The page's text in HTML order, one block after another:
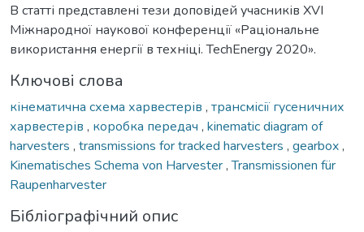
В статті представлені тези доповідей учасників XVІ
Міжнародної наукової конференції «Раціональне
використання енергії в техніці. TechEnergy 2020».
Ключові слова
кінематична схема харвестерів , трансмісії гусеничних
харвестерів , коробка передач , kinematic diagram of
harvesters , transmissions for tracked harvesters , gearbox,
Kinematisches Schema von Harvester,Transmissionen für
Raupenharvester
Бібліографічний опис